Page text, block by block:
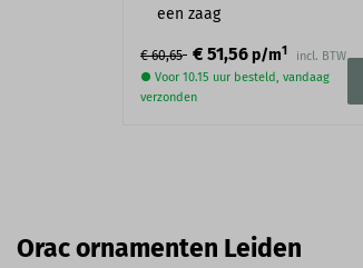
een zaag
€ 60,65 € 51,56p/m1
incl. BTW
● Voor 10.15 uur besteld, vandaag
verzonden
Orac ornamenten Leiden